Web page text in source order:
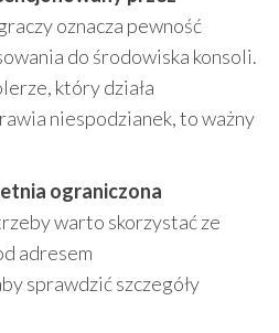
oznacza pewność
do środowiska konsoli.
który działa
niespodzianek, to ważny
ograniczona
warto skorzystać ze
adresem
sprawdzić szczegóły